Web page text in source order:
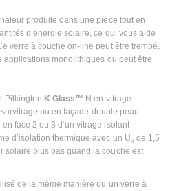
produite dans une pièce tout en
d’énergie solaire, ce qui vous aide
verre à couche on-line peut être trempé,
monolithiques ou peut être
Pilkington K Glass™ N en vitrage
ou en façade double peau.
face 2 ou 3 d‘un vitrage isolant
d’isolation thermique avec un Ugde 1,5
solaire plus bas quand la couche est
de la même manière qu’un verre à